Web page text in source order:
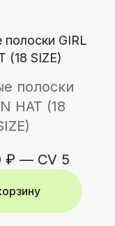
полоски
HAT (18
₽ — CV 5